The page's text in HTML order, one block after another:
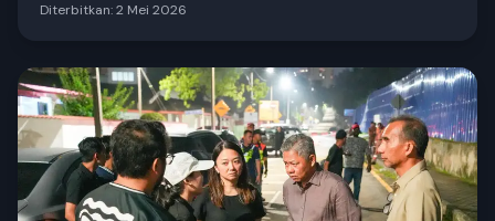
Diterbitkan:2 Mei 2026